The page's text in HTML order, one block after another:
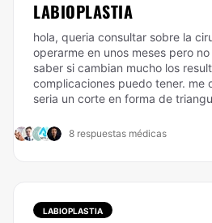
LABIOPLASTIA
hola, queria consultar sobre la
operarme en unos meses pero
saber si cambian mucho los
complicaciones puedo tener. me
seria un corte en forma de
8 respuestas médicas
LABIOPLASTIA